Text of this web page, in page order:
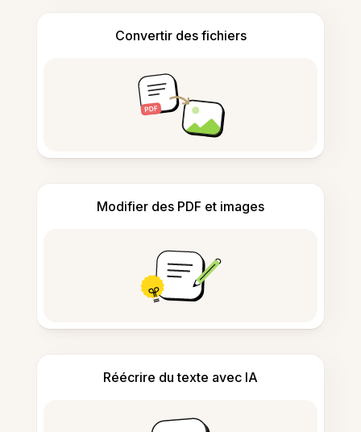
Convertir des fichiers
Modifier des PDF et images
Réécrire du texte avec IA